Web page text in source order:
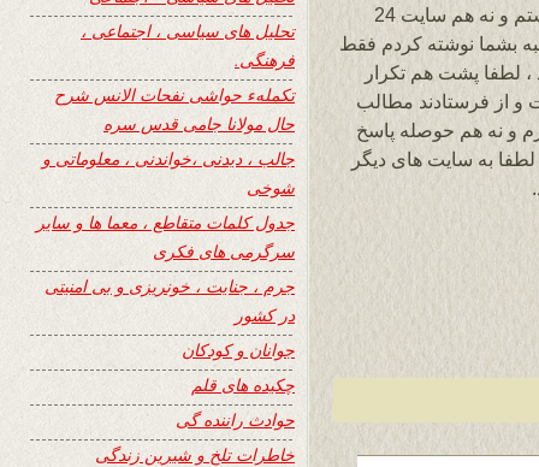
باید به اطلاع تان برسانم که نه بنده ماشین هستم و نه هم سایت 24
بشما نوشته کردم فقط
لطفا پشت هم تکرار
و از فرستادند مطالب
و نه هم حوصله پاسخ
به سایت های دیگر
تحلیل های سیاسی ، اجتماعی ،
فرهنگی.
تکملهء حواشی نفحات الانس شرح
حال مولانا جامی قدس سره
جالب ، دیدنی ،خواندنی ، معلوماتی و
شوخی
جدول کلمات متقاطع ، معما ها و سایر
سرگرمی های فکری
جرم ، جنایت ، خونریزی و بی امنیتی
در کشور
جوانان و کودکان
چکیده های قلم
حوادث راننده گی
خاطرات تلخ و شیرین زندگی